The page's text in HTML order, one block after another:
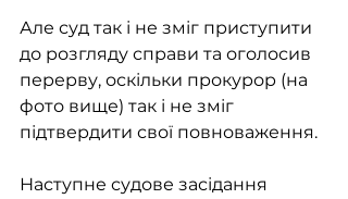
Але суд так і не зміг приступити
до розгляду справи та оголосив
перерву, оскільки прокурор (на
фото вище) так і не зміг
підтвердити свої повноваження.
Наступне судове засідання